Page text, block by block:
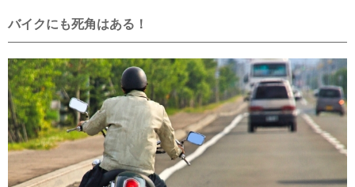
バイクにも死角はある！